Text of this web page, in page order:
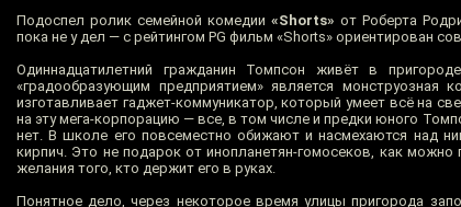
Подоспел ролик семейной комедии«Shorts» от Роберта
пока не у дел — с рейтингом PG фильм «Shorts» ориентирован
Одиннадцатилетний гражданин Томпсон живёт в
«градообразующим предприятием» является
изготавливает гаджет-коммуникатор, который умеет всё на
на эту мега-корпорацию — все, в том числе и предки юного
нет. В школе его повсеместно обижают и насмехаются над
кирпич. Это не подарок от инопланетян-гомосеков, как
желания того, кто держит его в руках.
Понятное дело, через некоторое время улицы пригорода